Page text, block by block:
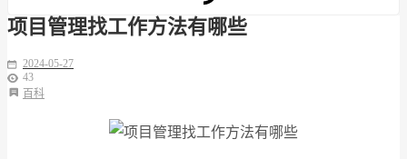
项目管理找工作方法有哪些
2024-05-27
43
百科